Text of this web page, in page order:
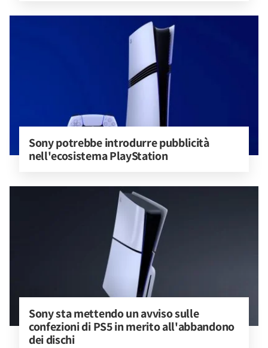
Sony potrebbe introdurre pubblicità
nell'ecosistema PlayStation
Sony sta mettendo un avviso sulle
confezioni di PS5 in merito all'abbandono
dei dischi